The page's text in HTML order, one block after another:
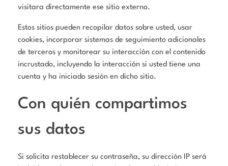
visitara directamente ese sitio externo.
Estos sitios pueden recopilar datos sobre usted, usar
cookies, incorporar sistemas de seguimiento adicionales
de terceros y monitorear su interacción con el contenido
incrustado, incluyendo la interacción si usted tiene una
cuenta y ha iniciado sesión en dicho sitio.
Con quién compartimos
sus datos
Si solicita restablecer su contraseña, su dirección IP será